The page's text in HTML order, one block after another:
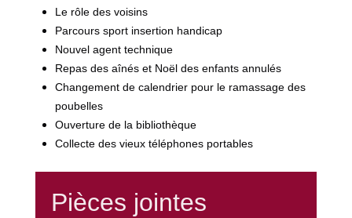
Le rôle des voisins
Parcours sport insertion handicap
Nouvel agent technique
Repas des aînés et Noël des enfants annulés
Changement de calendrier pour le ramassage des
poubelles
Ouverture de la bibliothèque
Collecte des vieux téléphones portables
Pièces jointes